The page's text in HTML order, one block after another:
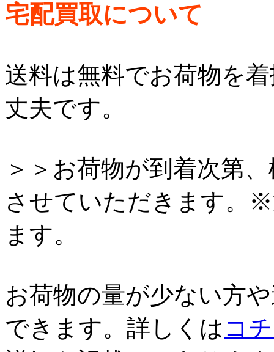
宅配買取について
送料は無料でお荷物を
丈夫です。
＞＞お荷物が到着次第
させていただきます。
ます。
お荷物の量が少ない方
できます。詳しくは コ